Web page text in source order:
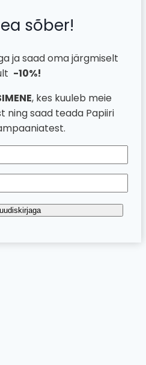
sõber!
ja saad oma järgmiselt
-10%!
, kes kuuleb meie
ning saad teada Papiiri